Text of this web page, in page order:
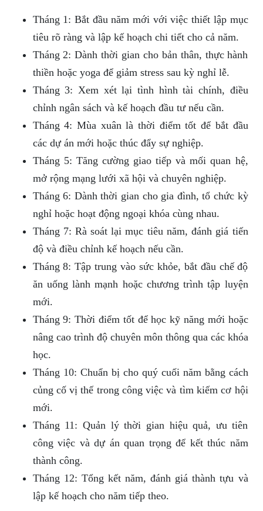
Tháng 1: Bắt đầu năm mới với việc thiết lập mục
tiêu rõ ràng và lập kế hoạch chi tiết cho cả năm.
Tháng 2: Dành thời gian cho bản thân, thực hành
thiền hoặc yoga để giảm stress sau kỳ nghỉ lễ.
Tháng 3: Xem xét lại tình hình tài chính, điều
chỉnh ngân sách và kế hoạch đầu tư nếu cần.
Tháng 4: Mùa xuân là thời điểm tốt để bắt đầu
các dự án mới hoặc thúc đẩy sự nghiệp.
Tháng 5: Tăng cường giao tiếp và mối quan hệ,
mở rộng mạng lưới xã hội và chuyên nghiệp.
Tháng 6: Dành thời gian cho gia đình, tổ chức kỳ
nghỉ hoặc hoạt động ngoại khóa cùng nhau.
Tháng 7: Rà soát lại mục tiêu năm, đánh giá tiến
độ và điều chỉnh kế hoạch nếu cần.
Tháng 8: Tập trung vào sức khỏe, bắt đầu chế độ
ăn uống lành mạnh hoặc chương trình tập luyện
mới.
Tháng 9: Thời điểm tốt để học kỹ năng mới hoặc
nâng cao trình độ chuyên môn thông qua các khóa
học.
Tháng 10: Chuẩn bị cho quý cuối năm bằng cách
củng cố vị thế trong công việc và tìm kiếm cơ hội
mới.
Tháng 11: Quản lý thời gian hiệu quả, ưu tiên
công việc và dự án quan trọng để kết thúc năm
thành công.
Tháng 12: Tổng kết năm, đánh giá thành tựu và
lập kế hoạch cho năm tiếp theo.